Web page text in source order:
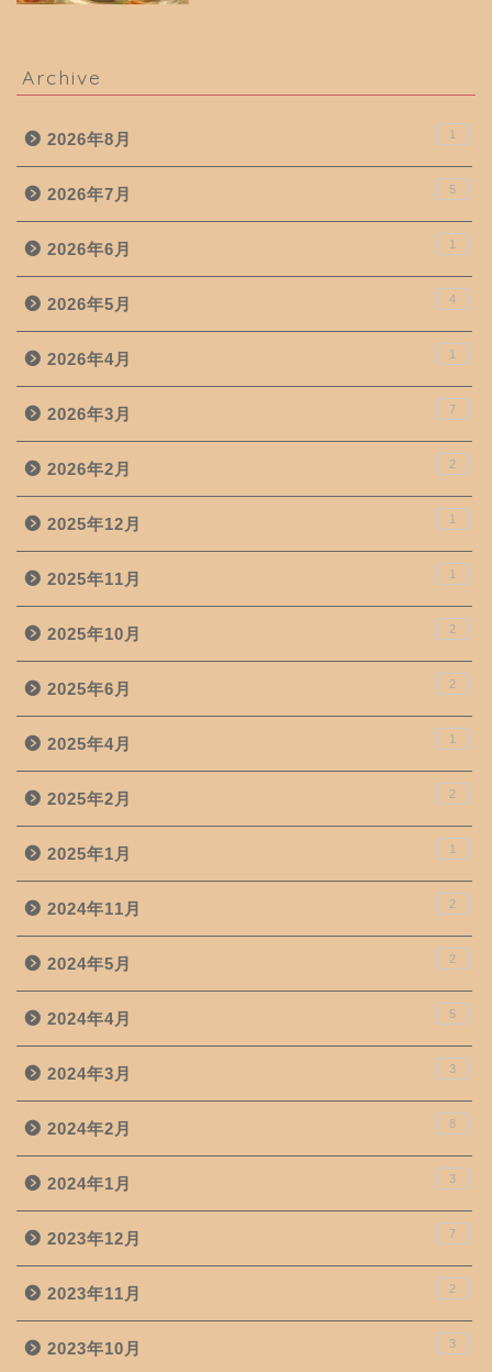
Archive
2026年8月 1
2026年7月 5
2026年6月 1
2026年5月 4
2026年4月 1
2026年3月 7
2026年2月 2
2025年12月 1
2025年11月 1
2025年10月 2
2025年6月 2
2025年4月 1
2025年2月 2
2025年1月 1
2024年11月 2
2024年5月 2
2024年4月 5
2024年3月 3
2024年2月 8
2024年1月 3
2023年12月 7
2023年11月 2
2023年10月 3